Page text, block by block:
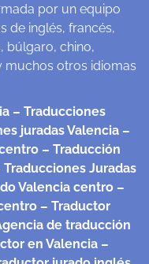
por un equipo
de inglés, francés,
búlgaro, chino,
muchos otros idiomas
– Traducciones
juradas Valencia –
– Traducción
Traducciones Juradas
Valencia centro –
– Traductor
de traducción
en Valencia –